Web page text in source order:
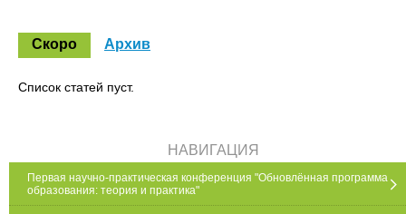
Скоро Архив
Список статей пуст.
НАВИГАЦИЯ
Первая научно-практическая конференция "Обновлённая программа
образования: теория и практика"